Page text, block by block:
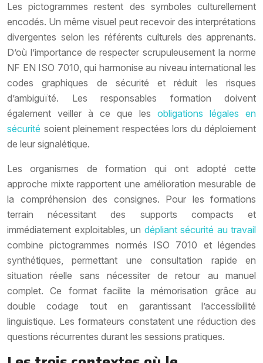
Les pictogrammes restent des symboles culturellement
encodés. Un même visuel peut recevoir des interprétations
divergentes selon les référents culturels des apprenants.
D’où l’importance de respecter scrupuleusement la norme
NF EN ISO 7010, qui harmonise au niveau international les
codes graphiques de sécurité et réduit les risques
d’ambiguïté. Les responsables formation doivent
également veiller à ce que les obligations légales en
sécurité soient pleinement respectées lors du déploiement
de leur signalétique.
Les organismes de formation qui ont adopté cette
approche mixte rapportent une amélioration mesurable de
la compréhension des consignes. Pour les formations
terrain nécessitant des supports compacts et
immédiatement exploitables, un dépliant sécurité au travail
combine pictogrammes normés ISO 7010 et légendes
synthétiques, permettant une consultation rapide en
situation réelle sans nécessiter de retour au manuel
complet. Ce format facilite la mémorisation grâce au
double codage tout en garantissant l’accessibilité
linguistique. Les formateurs constatent une réduction des
questions récurrentes durant les sessions pratiques.